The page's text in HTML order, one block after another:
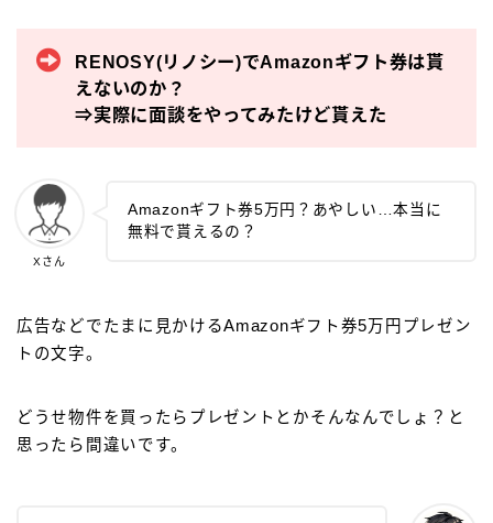
プロフィール
RENOSY(リノシー)でAmazonギフト券は貰
えないのか？
⇒実際に面談をやってみたけど貰えた
Xさん
Amazonギフト券5万円？あやしい…本当に
無料で貰えるの？
広告などでたまに見かけるAmazonギフト券5万円プレゼン
トの文字。
どうせ物件を買ったらプレゼントとかそんなんでしょ？と
思ったら間違いです。